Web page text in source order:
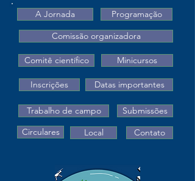
A Jornada
Programação
Comissão organizadora
Comitê científico Minicursos
Inscrições Datas importantes
Trabalho de campo
Circulares
Local
Submissões
Contato